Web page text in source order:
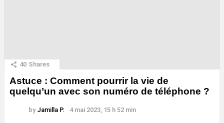
40 Shares
Astuce : Comment pourrir la vie de
quelqu’un avec son numéro de téléphone ?
by Jamilla P. 4 mai 2023, 15 h 52 min